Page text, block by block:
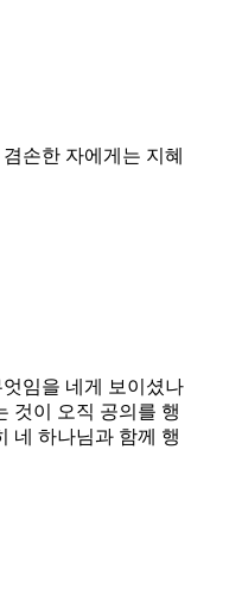
손한 자에게는 지혜
임을 네게 보이셨나
것이 오직 공의를 행
네 하나님과 함께 행